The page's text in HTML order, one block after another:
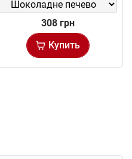
308 грн
Купить